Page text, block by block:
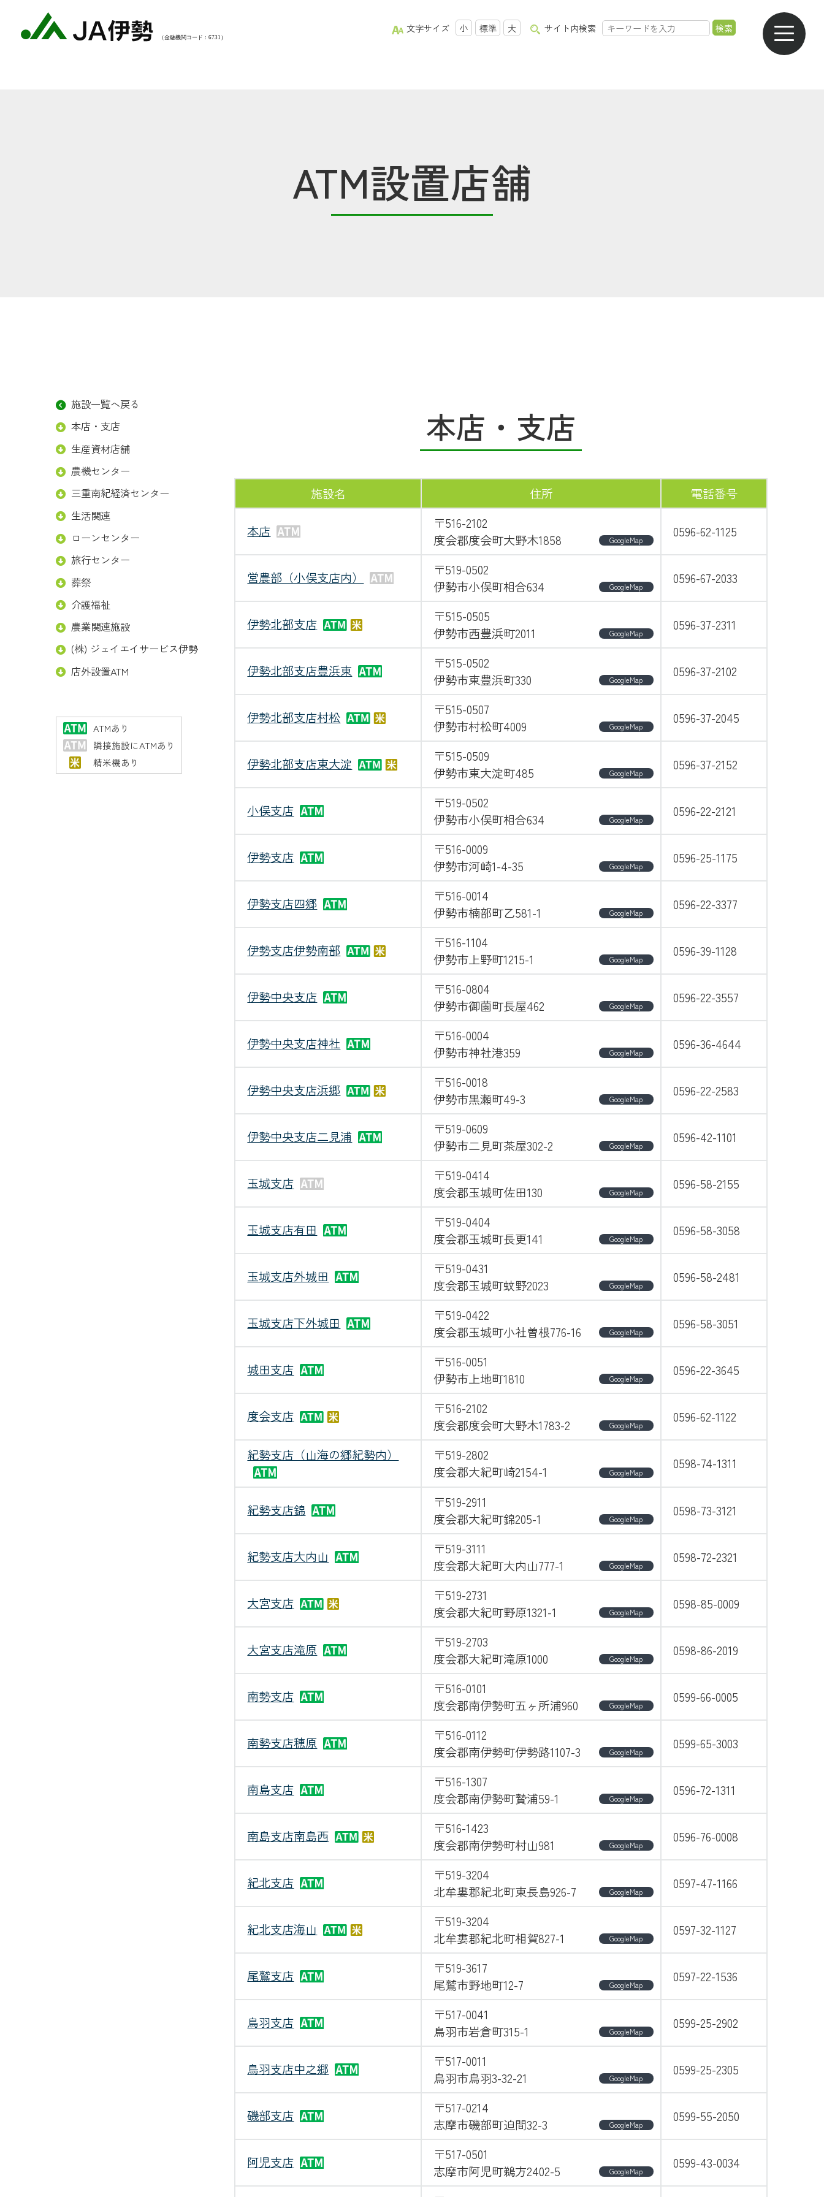
文字サイズ 小 標準 大 サイト内検索
JAバンク
JA共済
くらし
JA伊勢について
店舗・ATM・給油所検索
ATM設置店舗
施設一覧へ戻る
本店・支店
生産資材店舗
農機センター
三重南紀経済センター
生活関連
ローンセンター
旅行センター
葬祭
介護福祉
農業関連施設
(株) ジェイエイサービス伊勢
店外設置ATM
ATMあり
隣接施設にATMあり
精米機あり
本店・支店
施設名 住所 電話番号
本店
〒516-2102
度会郡度会町大野木1858
GoogleMap
0596-62-1125
営農部（小俣支店内）
〒519-0502
伊勢市小俣町相合634
GoogleMap
0596-67-2033
伊勢北部支店
〒515-0505
伊勢市西豊浜町2011
GoogleMap
0596-37-2311
伊勢北部支店豊浜東
〒515-0502
伊勢市東豊浜町330
GoogleMap
0596-37-2102
伊勢北部支店村松
〒515-0507
伊勢市村松町4009
GoogleMap
0596-37-2045
伊勢北部支店東大淀
〒515-0509
伊勢市東大淀町485
GoogleMap
0596-37-2152
小俣支店
〒519-0502
伊勢市小俣町相合634
GoogleMap
0596-22-2121
伊勢支店
〒516-0009
伊勢市河崎1-4-35
GoogleMap
0596-25-1175
伊勢支店四郷
〒516-0014
伊勢市楠部町乙581-1
GoogleMap
0596-22-3377
伊勢支店伊勢南部
〒516-1104
伊勢市上野町1215-1
GoogleMap
0596-39-1128
伊勢中央支店
〒516-0804
伊勢市御薗町長屋462
GoogleMap
0596-22-3557
伊勢中央支店神社
〒516-0004
伊勢市神社港359
GoogleMap
0596-36-4644
伊勢中央支店浜郷
〒516-0018
伊勢市黒瀬町49-3
GoogleMap
0596-22-2583
伊勢中央支店二見浦
〒519-0609
伊勢市二見町茶屋302-2
GoogleMap
0596-42-1101
玉城支店
〒519-0414
度会郡玉城町佐田130
GoogleMap
0596-58-2155
玉城支店有田
〒519-0404
度会郡玉城町長更141
GoogleMap
0596-58-3058
玉城支店外城田
〒519-0431
度会郡玉城町蚊野2023
GoogleMap
0596-58-2481
玉城支店下外城田
〒519-0422
度会郡玉城町小社曽根776-16
GoogleMap
0596-58-3051
城田支店
〒516-0051
伊勢市上地町1810
GoogleMap
0596-22-3645
度会支店
〒516-2102
度会郡度会町大野木1783-2
GoogleMap
0596-62-1122
紀勢支店（山海の郷紀勢内）
〒519-2802
度会郡大紀町崎2154-1
GoogleMap
0598-74-1311
紀勢支店錦
〒519-2911
度会郡大紀町錦205-1
GoogleMap
0598-73-3121
紀勢支店大内山
〒519-3111
度会郡大紀町大内山777-1
GoogleMap
0598-72-2321
大宮支店
〒519-2731
度会郡大紀町野原1321-1
GoogleMap
0598-85-0009
大宮支店滝原
〒519-2703
度会郡大紀町滝原1000
GoogleMap
0598-86-2019
南勢支店
〒516-0101
度会郡南伊勢町五ヶ所浦960
GoogleMap
0599-66-0005
南勢支店穂原
〒516-0112
度会郡南伊勢町伊勢路1107-3
GoogleMap
0599-65-3003
南島支店
〒516-1307
度会郡南伊勢町贄浦59-1
GoogleMap
0596-72-1311
南島支店南島西
〒516-1423
度会郡南伊勢町村山981
GoogleMap
0596-76-0008
紀北支店
〒519-3204
北牟婁郡紀北町東長島926-7
GoogleMap
0597-47-1166
紀北支店海山
〒519-3204
北牟婁郡紀北町相賀827-1
GoogleMap
0597-32-1127
尾鷲支店
〒519-3617
尾鷲市野地町12-7
GoogleMap
0597-22-1536
鳥羽支店
〒517-0041
鳥羽市岩倉町315-1
GoogleMap
0599-25-2902
鳥羽支店中之郷
〒517-0011
鳥羽市鳥羽3-32-21
GoogleMap
0599-25-2305
磯部支店
〒517-0214
志摩市磯部町迫間32-3
GoogleMap
0599-55-2050
阿児支店
〒517-0501
志摩市阿児町鵜方2402-5
GoogleMap
0599-43-0034